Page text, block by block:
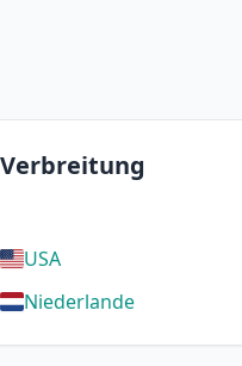
Verbreitung
USA
Niederlande